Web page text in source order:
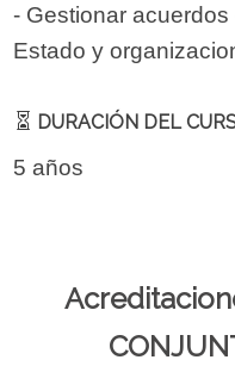
- Gestionar
Estado y
DURACIÓN DEL
5 años